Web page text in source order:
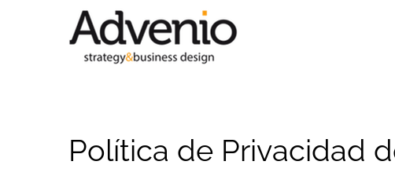
Política de Privacidad